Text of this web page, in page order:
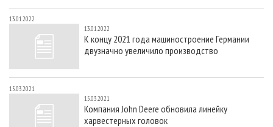
13.01.2022
13.01.2022
К концу 2021 года машиностроение Германии
двузначно увеличило производство
15.03.2021
15.03.2021
Компания John Deere обновила линейку
харвестерных головок